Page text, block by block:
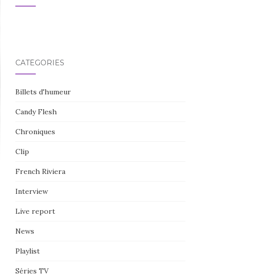
CATÉGORIES
Billets d'humeur
Candy Flesh
Chroniques
Clip
French Riviera
Interview
Live report
News
Playlist
Séries TV